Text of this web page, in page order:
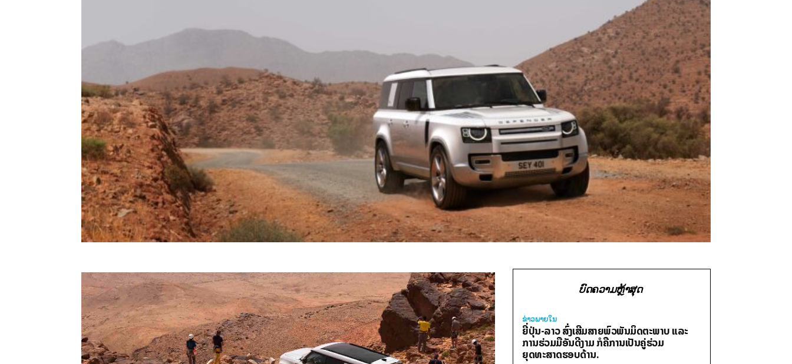
ບົດຄວາມຫຼ້າສຸດ
ຂ່າວພາຍ​ໃນ
ຍີ່ປຸ່ນ-ລາວ ສົ່ງເສີມສາຍພົວພັນມິດຕະພາບ ແລະ
ການຮ່ວມມືອັນດີງາມ ກໍຄືການເປັນຄູ່ຮ່ວມ
ຍຸດທະສາດຮອບດ້ານ.